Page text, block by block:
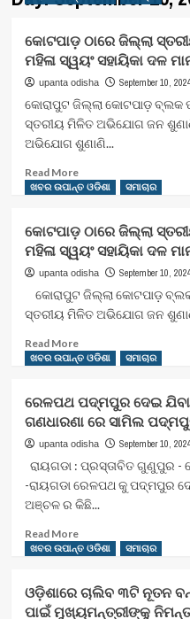
କୋଟପାଡ଼ ଠାରେ ଜିଲ୍ଲା
ମହିଳା ସ୍ୱୟଂ ସହାୟିକା ଦଳ
upanta odisha September 10,
କୋରାପୁଟ ଜିଲ୍ଲା କୋଟପାଡ଼ ବ୍ଲକ
ସ୍ତରୀୟ ମିଳିତ ଅଭିଯୋଗ ଜନ
ଅଭିଯୋଗ ଶୁଣାଣି...
Read MoreRead
more
ଠାରେ
ଜିଲ୍ଲା
ସ୍ତରୀୟ
ମିଳିତ
ଅଭିଯୋଗ
ଶୁଣାଣି
ମହିଳା
ଦଳ
ମାନଙ୍କୁ
ଚେକ
..
ଖବର ଉପାନ୍ତ ଓଡିଶା ସମାଚାର
କୋଟପାଡ଼ ଠାରେ ଜିଲ୍ଲା
ମହିଳା ସ୍ୱୟଂ ସହାୟିକା ଦଳ
upanta odisha September 10,
କୋରାପୁଟ ଜିଲ୍ଲା କୋଟପାଡ଼
ସ୍ତରୀୟ ମିଳିତ ଅଭିଯୋଗ ଜନ
Read MoreRead
more
ଠାରେ
ଜିଲ୍ଲା
ସ୍ତରୀୟ
ଅଭିଯୋଗ
ଶୁଣାଣି
ରେ
ସ୍ୱୟଂ
ସହାୟିକା
ମାନଙ୍କୁ
ଚେକ
ଖବର ଉପାନ୍ତ ଓଡିଶା ସମାଚାର
ରେଳପଥ ପଦ୍ମପୁର ଦେଇ
ଗଣଧାରଣା ରେ ସାମିଲ
upanta odisha September 10,
ରାୟଗଡା : ପ୍ରସ୍ତାବିତ ଗୁଣୁପୁର -
-ରାୟଗଡା ରେଳପଥ କୁ ପଦ୍ମପୁର
ଅଞ୍ଚଳ ର କିଛି...
Read MoreRead
more
ପଦ୍ମପୁର
ଦେଇ
ଖବର ଉପାନ୍ତ ଓଡିଶା ସମାଚାର
ଓଡ଼ିଶାରେ ଚାଲିବ ୩ଟି ନୂତନ
ପାଇଁ ମୁଖ୍ୟମନ୍ତ୍ରୀଙ୍କୁ